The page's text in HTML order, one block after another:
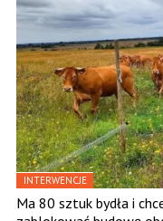
INTERWENCJE
Ma 80 sztuk bydła i